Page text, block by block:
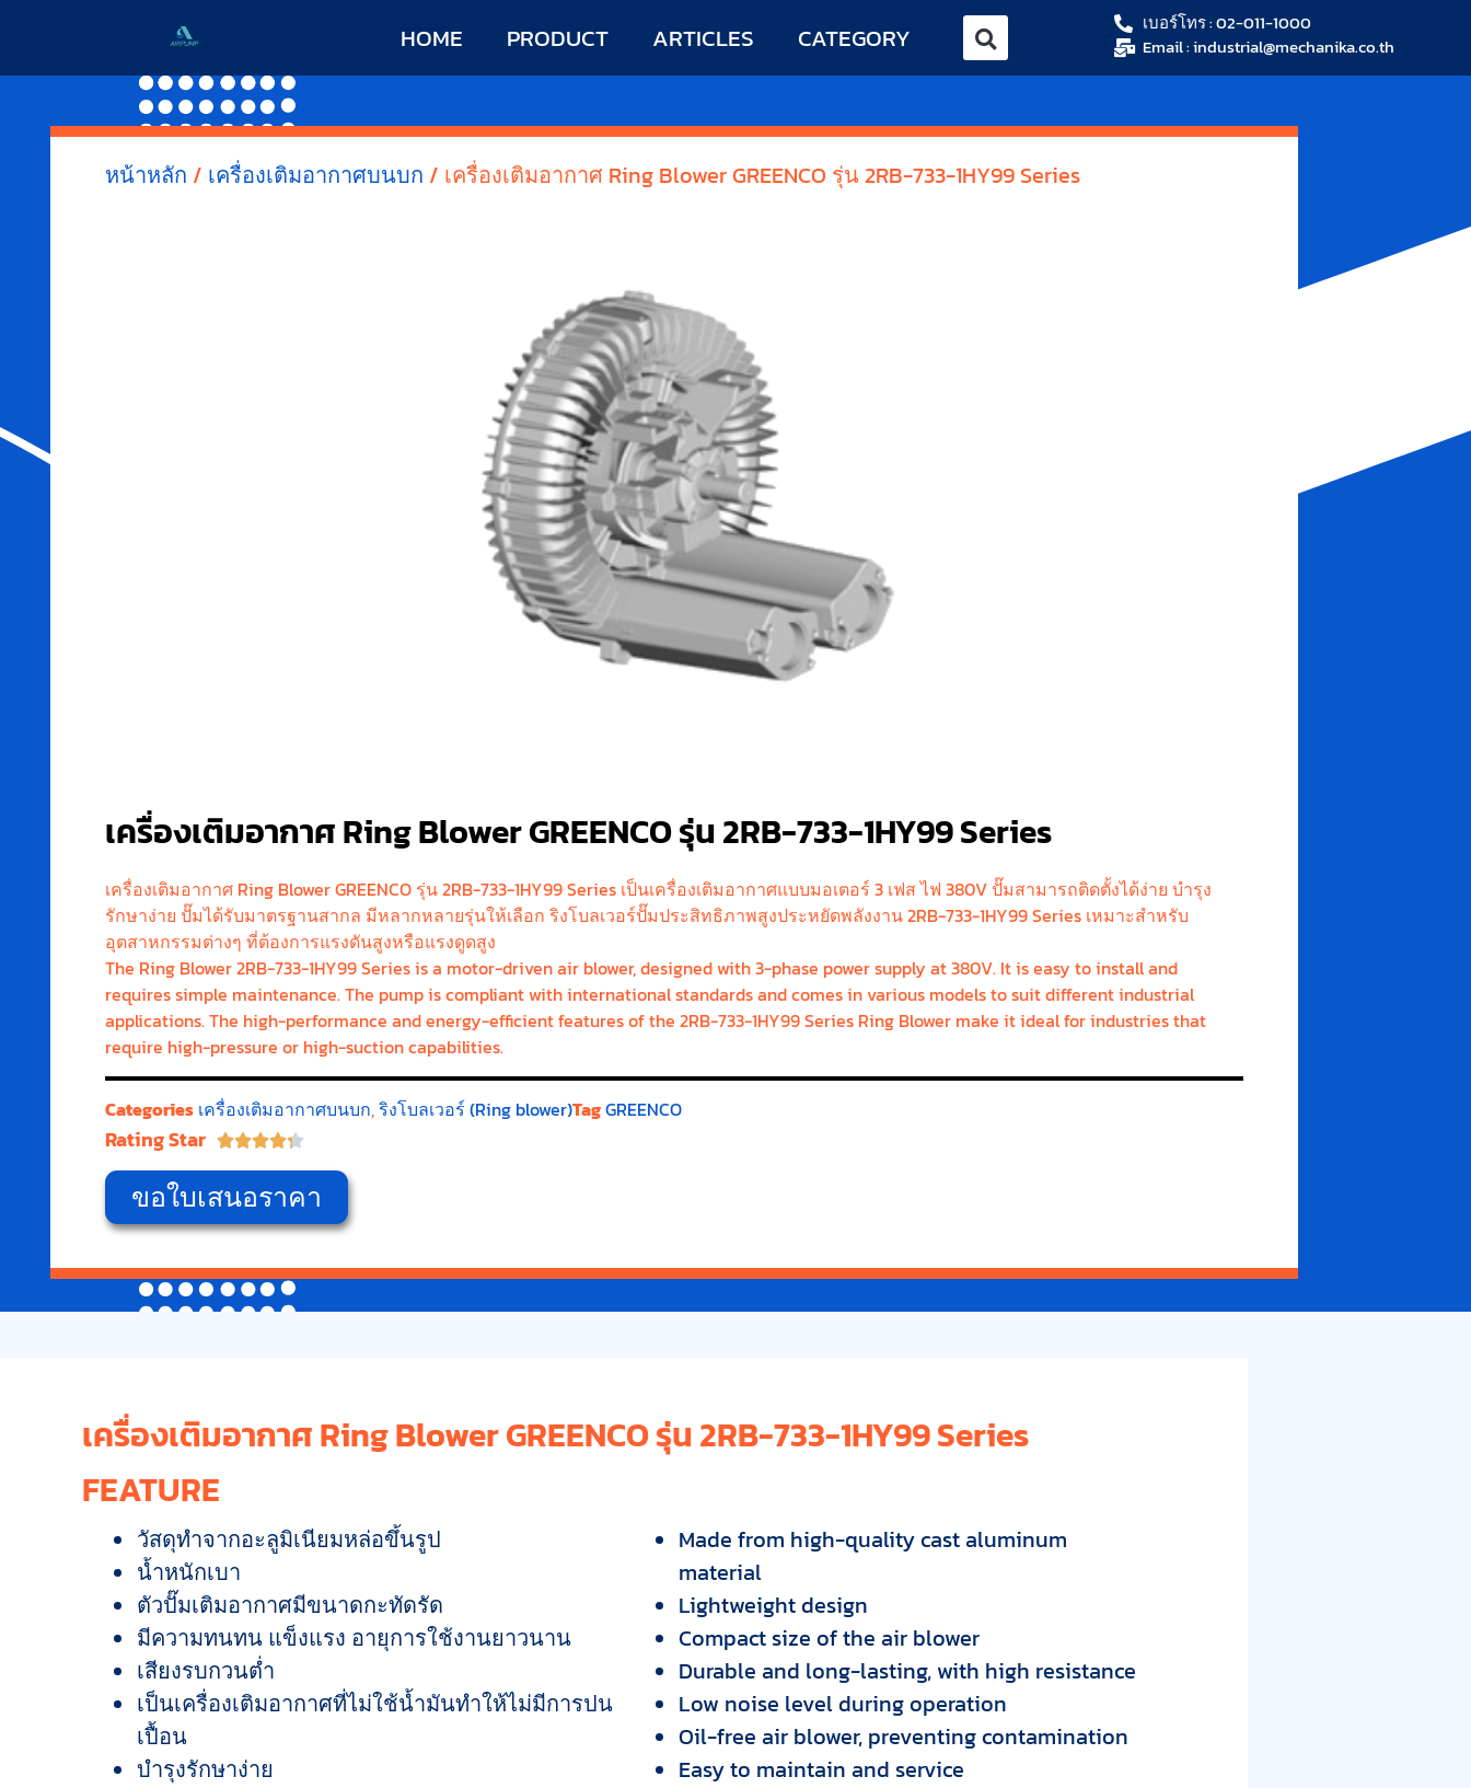
HOME PRODUCT ARTICLES CATEGORY
เบอร์โทร : 02-011-1000
Email : industrial@mechanika.co.th
หน้าหลัก / เครื่องเติมอากาศบนบก / เครื่องเติมอากาศ Ring Blower GREENCO รุ่น 2RB-733-1HY99 Series
เครื่องเติมอากาศ Ring Blower GREENCO รุ่น 2RB-733-1HY99 Series
เครื่องเติมอากาศ Ring Blower GREENCO รุ่น 2RB-733-1HY99 Series เป็นเครื่องเติมอากาศแบบมอเตอร์ 3 เฟส ไฟ 380V ปั๊มสามารถติดตั้งได้ง่าย บำรุง
รักษาง่าย ปั๊มได้รับมาตรฐานสากล มีหลากหลายรุ่นให้เลือก ริงโบลเวอร์ปั๊มประสิทธิภาพสูงประหยัดพลังงาน 2RB-733-1HY99 Series เหมาะสำหรับ
อุตสาหกรรมต่างๆ ที่ต้องการแรงดันสูงหรือแรงดูดสูง
The Ring Blower 2RB-733-1HY99 Series is a motor-driven air blower, designed with 3-phase power supply at 380V. It is easy to install and
requires simple maintenance. The pump is compliant with international standards and comes in various models to suit different industrial
applications. The high-performance and energy-efficient features of the 2RB-733-1HY99 Series Ring Blower make it ideal for industries that
require high-pressure or high-suction capabilities.
Categories เครื่องเติมอากาศบนบก,ริงโบลเวอร์ (Ring blower)TagGREENCO
Rating Star 
ขอใบเสนอราคา
เครื่องเติมอากาศ Ring Blower GREENCO รุ่น 2RB-733-1HY99 Series
FEATURE
วัสดุทำจากอะลูมิเนียมหล่อขึ้นรูป
น้ำหนักเบา
ตัวปั๊มเติมอากาศมีขนาดกะทัดรัด
มีความทนทน แข็งแรง อายุการใช้งานยาวนาน
เสียงรบกวนต่ำ
เป็นเครื่องเติมอากาศที่ไม่ใช้น้ำมันทำให้ไม่มีการปน
เปื้อน
บำรุงรักษาง่าย
Made from high-quality cast aluminum
material
Lightweight design
Compact size of the air blower
Durable and long-lasting, with high resistance
Low noise level during operation
Oil-free air blower, preventing contamination
Easy to maintain and service